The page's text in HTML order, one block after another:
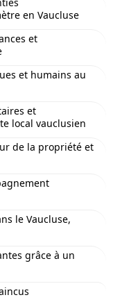
en Vaucluse
et
et humains au
et
local vauclusien
de la propriété et
le Vaucluse,
grâce à un